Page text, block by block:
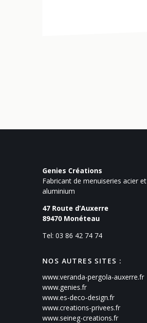
Genies Créations
Fabricant de menuiseries acier et
aluminium
47 Route d’Auxerre
89470 Monéteau
Tel: 03 86 42 74 74
NOS AUTRES SITES :
www.veranda-pergola-auxerre.fr
www.genies.fr
www.es-deco-design.fr
www.creations-privees.fr
www.seineg-creations.fr